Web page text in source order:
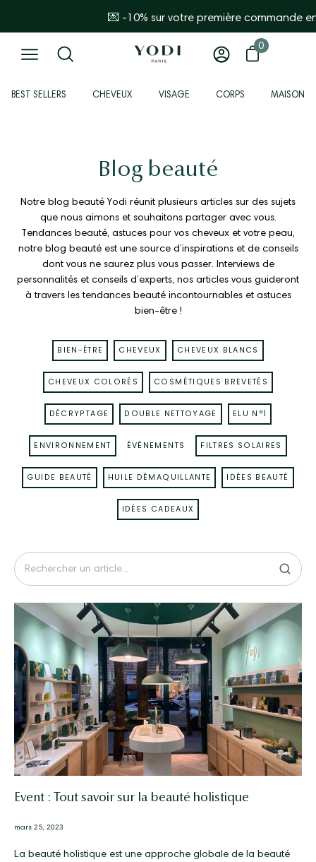
en vous inscrivant à la newsletter.
🎁 Livraison offerte dès 44€ d'achat en France
Ouvrir
menu
Ouvrir
barre
Mon
Ouvrir le panier
0
0 article
BEST SELLERS CHEVEUX VISAGE CORPS MAISON
Blog beauté
Notre blog beauté Yodi réunit plusieurs articles sur des sujets
que nous aimons et souhaitons partager avec vous.
Tendances beauté, astuces pour vos cheveux et votre peau,
notre blog beauté est une source d’inspirations et de conseils
dont vous ne saurez plus vous passer. Interviews de
personnalités et conseils d’experts, nos articles vous guideront
à travers les tendances beauté incontournables et astuces
bien-être !
BIEN-ÊTRE CHEVEUX CHEVEUX BLANCS
CHEVEUX COLORÉS COSMÉTIQUES BREVETÉS
DÉCRYPTAGE DOUBLE NETTOYAGE ELU N°1
ENVIRONNEMENT ÉVÉNEMENTS FILTRES SOLAIRES
GUIDE BEAUTÉ HUILE DÉMAQUILLANTE IDÉES BEAUTÉ
IDÉES CADEAUX
Event : Tout savoir sur la beauté holistique
mars 25, 2023
La beauté holistique est une approche globale de la beauté